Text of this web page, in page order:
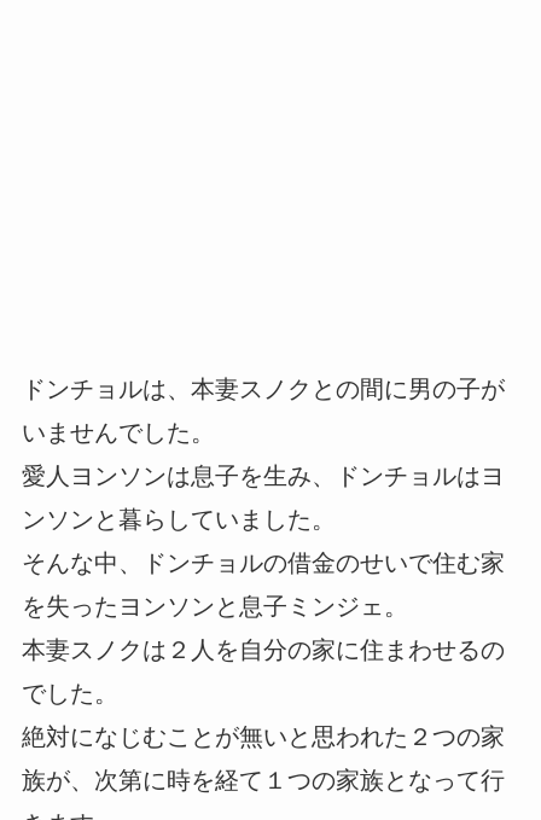
ドンチョルは、本妻スノクとの間に男の子が
いませんでした。
愛人ヨンソンは息子を生み、ドンチョルはヨ
ンソンと暮らしていました。
そんな中、ドンチョルの借金のせいで住む家
を失ったヨンソンと息子ミンジェ。
本妻スノクは２人を自分の家に住まわせるの
でした。
絶対になじむことが無いと思われた２つの家
族が、次第に時を経て１つの家族となって行